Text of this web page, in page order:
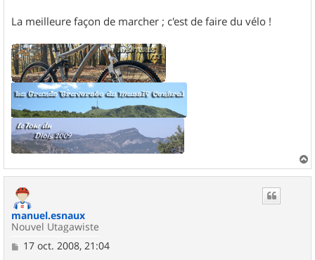
La meilleure façon de marcher ; c'est de faire du vélo !
a
manuel.esnaux
Nouvel Utagawiste
M17 oct. 2008, 21:04